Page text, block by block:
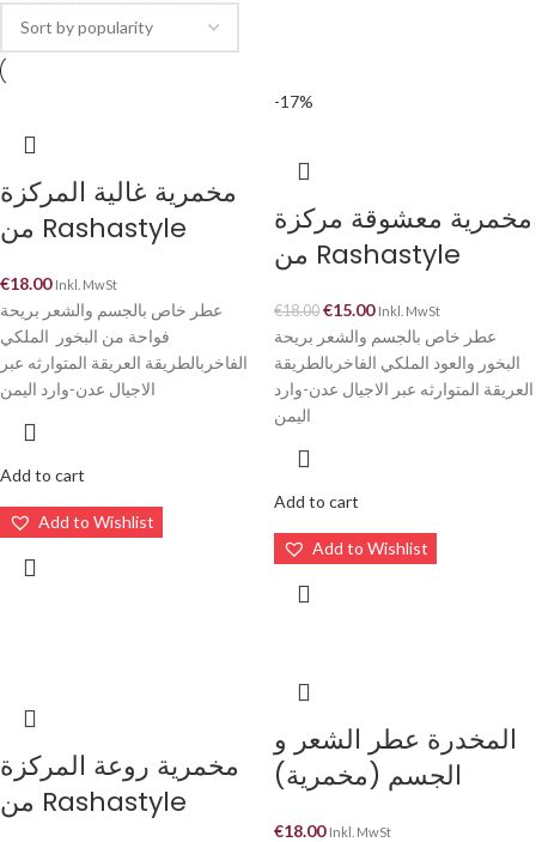
مخمرية غالية المركزة
من Rashastyle
€18.00 Inkl. MwSt
عطر خاص بالجسم والشعر بريحة
فواحة من البخور الملكي
الفاخربالطريقة العريقة المتوارثه عبر
الاجيال عدن-وارد اليمن
Add to cart
Add to Wishlist
-17%
مخمرية معشوقة مركزة
من Rashastyle
€18.00 €15.00 Inkl. MwSt
عطر خاص بالجسم والشعر بريحة
البخور والعود الملكي الفاخربالطريقة
العريقة المتوارثه عبر الاجيال عدن-وارد
اليمن
Add to cart
Add to Wishlist
مخمرية روعة المركزة
من Rashastyle
المخدرة عطر الشعر و
الجسم (مخمرية)
€18.00 Inkl. MwSt